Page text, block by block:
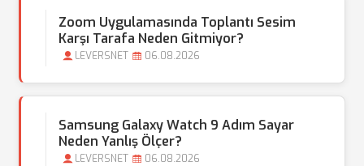
Zoom Uygulamasında Toplantı Sesim
Karşı Tarafa Neden Gitmiyor?
LEVERSNET 06.08.2026
Samsung Galaxy Watch 9 Adım Sayar
Neden Yanlış Ölçer?
LEVERSNET 06.08.2026